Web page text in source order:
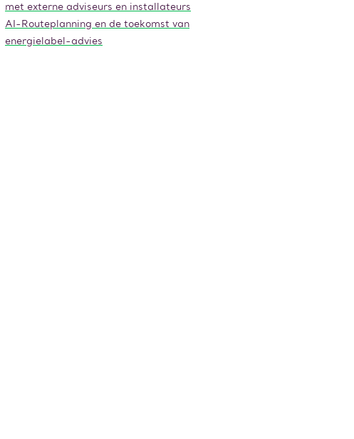
met externe adviseurs en installateurs
AI-Routeplanning en de toekomst van
energielabel-advies